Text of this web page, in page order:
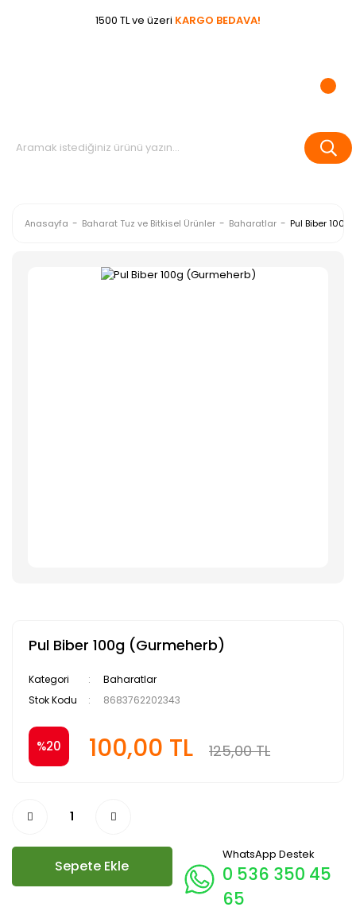
1500 TL ve üzeri KARGO BEDAVA!
Anasayfa Baharat Tuz ve Bitkisel Ürünler Baharatlar Pul Biber
Pul Biber 100g (Gurmeherb)
Kategori
Baharatlar
Stok Kodu
8683762202343
%20 100,00 TL 125,00 TL
Sepete Ekle
WhatsApp Destek
0 536 350 45
65